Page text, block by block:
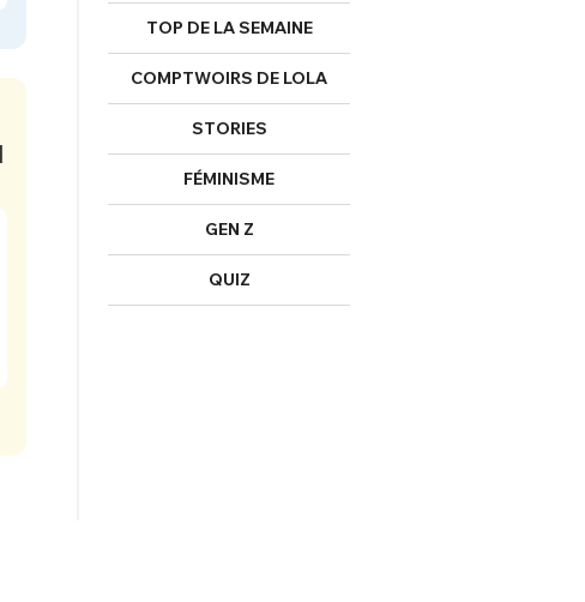
TOP DE LA SEMAINE
COMPTWOIRS DE LOLA
STORIES
FÉMINISME
GEN Z
QUIZ